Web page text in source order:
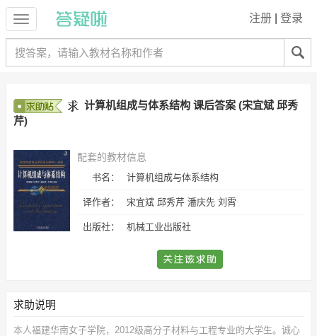
注册 登录
计算机组成与体系结构 课后答案 (宋宜斌 邱秀
芹)
配套的教材信息
书名： 计算机组成与体系结构
译作者： 宋宜斌 邱秀芹 潘庆先 刘霄
出版社： 机械工业出版社
求助说明
本人福建华南女子学院，2012级高分子材料与工程专业的大学生。诚心